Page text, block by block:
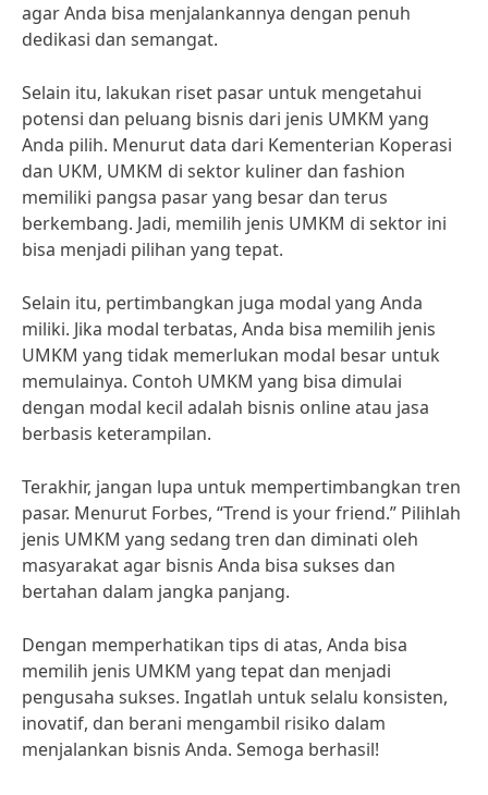
agar Anda bisa menjalankannya dengan penuh
dedikasi dan semangat.
Selain itu, lakukan riset pasar untuk mengetahui
potensi dan peluang bisnis dari jenis UMKM yang
Anda pilih. Menurut data dari Kementerian Koperasi
dan UKM, UMKM di sektor kuliner dan fashion
memiliki pangsa pasar yang besar dan terus
berkembang. Jadi, memilih jenis UMKM di sektor ini
bisa menjadi pilihan yang tepat.
Selain itu, pertimbangkan juga modal yang Anda
miliki. Jika modal terbatas, Anda bisa memilih jenis
UMKM yang tidak memerlukan modal besar untuk
memulainya. Contoh UMKM yang bisa dimulai
dengan modal kecil adalah bisnis online atau jasa
berbasis keterampilan.
Terakhir, jangan lupa untuk mempertimbangkan tren
pasar. Menurut Forbes, “Trend is your friend.” Pilihlah
jenis UMKM yang sedang tren dan diminati oleh
masyarakat agar bisnis Anda bisa sukses dan
bertahan dalam jangka panjang.
Dengan memperhatikan tips di atas, Anda bisa
memilih jenis UMKM yang tepat dan menjadi
pengusaha sukses. Ingatlah untuk selalu konsisten,
inovatif, dan berani mengambil risiko dalam
menjalankan bisnis Anda. Semoga berhasil!